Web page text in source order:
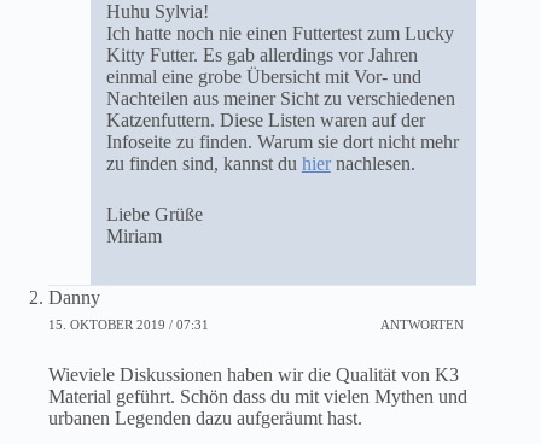
Huhu Sylvia!
Ich hatte noch nie einen Futtertest zum Lucky
Kitty Futter. Es gab allerdings vor Jahren
einmal eine grobe Übersicht mit Vor- und
Nachteilen aus meiner Sicht zu verschiedenen
Katzenfuttern. Diese Listen waren auf der
Infoseite zu finden. Warum sie dort nicht mehr
zu finden sind, kannst du hiernachlesen.
Liebe Grüße
Miriam
Danny
15. OKTOBER 2019 / 07:31 ANTWORTEN
Wieviele Diskussionen haben wir die Qualität von K3
Material geführt. Schön dass du mit vielen Mythen und
urbanen Legenden dazu aufgeräumt hast.